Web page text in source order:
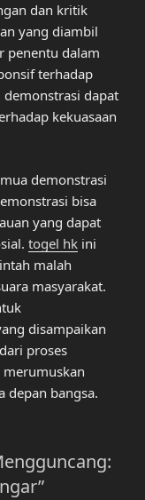
dan kritik
yang diambil
penentu dalam
terhadap
dapat
kekuasaan
demonstrasi
bisa
yang dapat
togel hk ini
malah
masyarakat.
disampaikan
proses
merumuskan
depan bangsa.